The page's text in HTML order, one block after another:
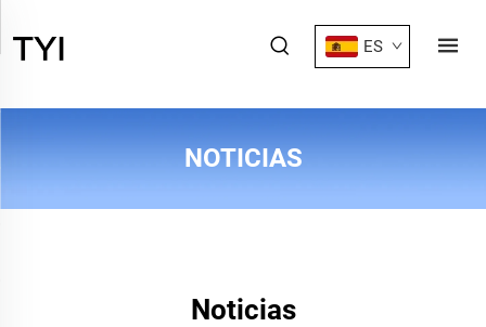
ES
NOTICIAS
Noticias